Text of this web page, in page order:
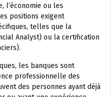
l’économie ou les
positions exigent
telles que la
Analyst) ou la certification
les banques sont
professionnelle des
des personnes ayant déjà